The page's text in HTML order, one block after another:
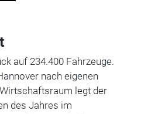
auf 234.400 Fahrzeuge.
nach eigenen
legt der
des Jahres im